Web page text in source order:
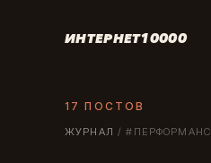
ИНТЕРНЕТ10000
17 ПОСТОВ
ЖУРНАЛ /#ПЕРФОРМАНС